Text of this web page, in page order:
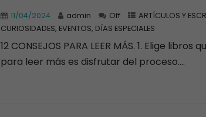
11/04/2024 admin Off ARTÍCULOS Y
CURIOSIDADES, EVENTOS, DÍAS ESPECIALES
12 CONSEJOS PARA LEER MÁS. 1. Elige
para leer más es disfrutar del proceso....